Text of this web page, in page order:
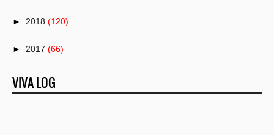
► 2018 (120)
► 2017 (66)
► 2016 (82)
VIVA LOG